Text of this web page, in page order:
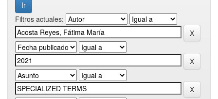
Filtros actuales: